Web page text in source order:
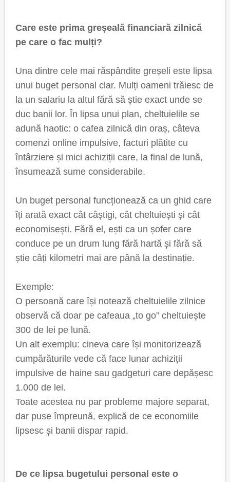
Care este prima greșeală financiară zilnică
pe care o fac mulți?
Una dintre cele mai răspândite greșeli este lipsa
unui buget personal clar. Mulți oameni trăiesc de
la un salariu la altul fără să știe exact unde se
duc banii lor. În lipsa unui plan, cheltuielile se
adună haotic: o cafea zilnică din oraș, câteva
comenzi online impulsive, facturi plătite cu
întârziere și mici achiziții care, la final de lună,
însumează sume considerabile.
Un buget personal funcționează ca un ghid care
îți arată exact cât câștigi, cât cheltuiești și cât
economisești. Fără el, ești ca un șofer care
conduce pe un drum lung fără hartă și fără să
știe câți kilometri mai are până la destinație.
Exemple:
O persoană care își notează cheltuielile zilnice
observă că doar pe cafeaua „to go” cheltuiește
300 de lei pe lună.
Un alt exemplu: cineva care își monitorizează
cumpărăturile vede că face lunar achiziții
impulsive de haine sau gadgeturi care depășesc
1.000 de lei.
Toate acestea nu par probleme majore separat,
dar puse împreună, explică de ce economiile
lipsesc și banii dispar rapid.
De ce lipsa bugetului personal este o